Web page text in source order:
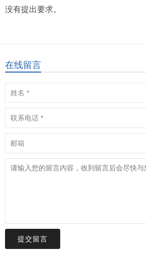
没有提出要求。
在线留言
提交留言